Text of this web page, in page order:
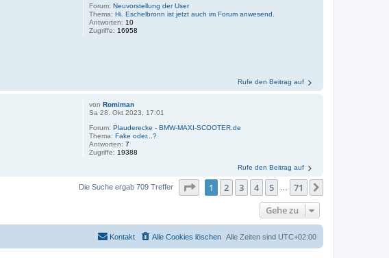
Forum:Neuvorstellung der User
Thema:Hi. Eschelbronn ist jetzt auch im Forum anwesend.
Antworten: 10
Zugriffe: 16958
Rufe den Beitrag auf
vonRomiman
Sa 28. Okt 2023, 17:01
Forum:Plauderecke - BMW-MAXI-SCOOTER.de
Thema:Fake oder...?
Antworten:7
Zugriffe: 19388
Rufe den Beitrag auf
Die Suche ergab 709 Treffer Seite von71
1 2 3 4 5 71
Gehe zu
Alle Zeiten sind UTC+02:00
Alle Cookies löschen
Kontakt